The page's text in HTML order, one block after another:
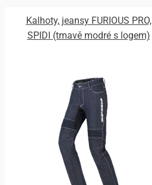
Kalhoty, jeansy FURIOUS PRO,
SPIDI (tmavě modré s logem)